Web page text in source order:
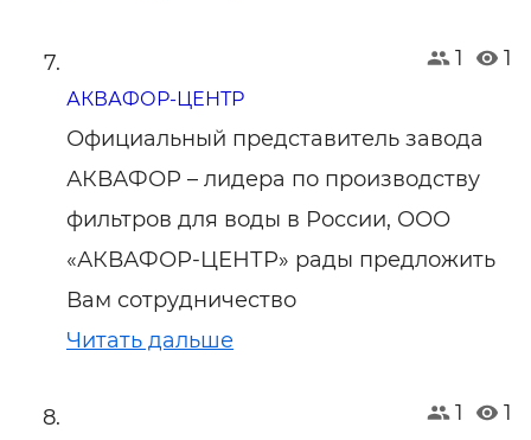
1 1
АКВАФОР-ЦЕНТР
Официальный представитель завода
АКВАФОР – лидера по производству
фильтров для воды в России, ООО
«АКВАФОР-ЦЕНТР» рады предложить
Вам сотрудничество
Читать дальше
1 1